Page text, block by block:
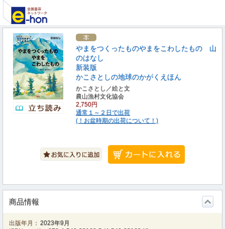
やまをつくったものやまをこわしたもの 山
のはなし
新装版
かこさとしの地球のかがくえほん
かこさとし／絵と文
農山漁村文化協会
2,750円
通常１～２日で出荷
(！お盆時期の出荷について！)
商品情報
出版年月： 2023年9月